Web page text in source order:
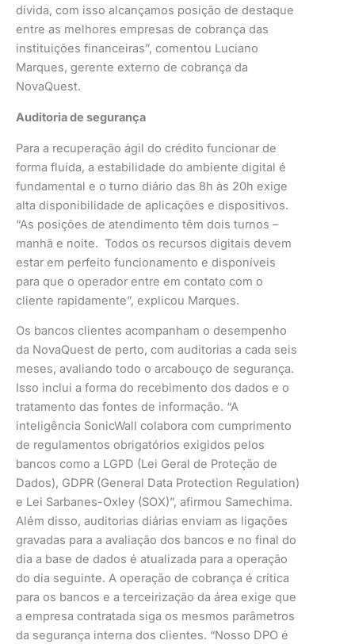
dívida, com isso alcançamos posição de destaque
entre as melhores empresas de cobrança das
instituições financeiras”, comentou Luciano
Marques, gerente externo de cobrança da
NovaQuest.
Auditoria de segurança
Para a recuperação ágil do crédito funcionar de
forma fluída, a estabilidade do ambiente digital é
fundamental e o turno diário das 8h às 20h exige
alta disponibilidade de aplicações e dispositivos.
“As posições de atendimento têm dois turnos –
manhã e noite. Todos os recursos digitais devem
estar em perfeito funcionamento e disponíveis
para que o operador entre em contato com o
cliente rapidamente”, explicou Marques.
Os bancos clientes acompanham o desempenho
da NovaQuest de perto, com auditorias a cada seis
meses, avaliando todo o arcabouço de segurança.
Isso inclui a forma do recebimento dos dados e o
tratamento das fontes de informação. “A
inteligência SonicWall colabora com cumprimento
de regulamentos obrigatórios exigidos pelos
bancos como a LGPD (Lei Geral de Proteção de
Dados), GDPR (General Data Protection Regulation)
e Lei Sarbanes-Oxley (SOX)”, afirmou Samechima.
Além disso, auditorias diárias enviam as ligações
gravadas para a avaliação dos bancos e no final do
dia a base de dados é atualizada para a operação
do dia seguinte. A operação de cobrança é crítica
para os bancos e a terceirização da área exige que
a empresa contratada siga os mesmos parâmetros
da segurança interna dos clientes. “Nosso DPO é